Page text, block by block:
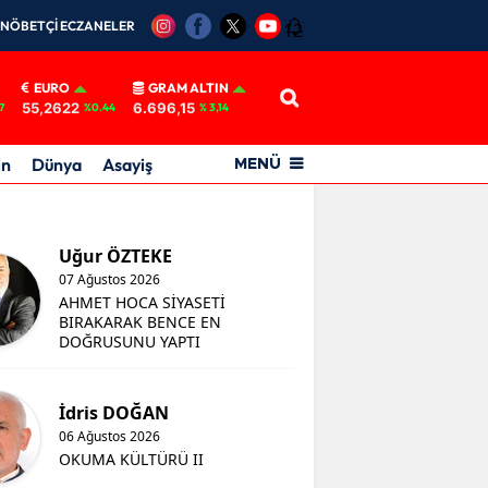
NÖBETÇİ ECZANELER 12
EURO
55,2622 %0.44
GRAM ALTIN
6.696,15 % 3,14
Dünya Asayiş MENÜ
Uğur ÖZTEKE
07 Ağustos 2026
AHMET HOCA SİYASETİ
BIRAKARAK BENCE EN
DOĞRUSUNU YAPTI
İdris DOĞAN
06 Ağustos 2026
OKUMA KÜLTÜRÜ II